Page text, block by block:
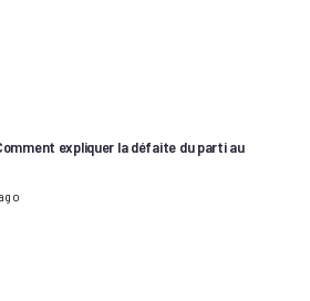
expliquer la défaite du parti au